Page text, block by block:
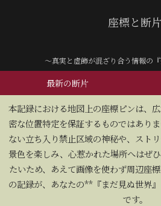
座標と断片
～真実と虚飾が混ざり合う情報の
最新の断片
本記録における地図上の座標ピンは、
密な位置特定を保証するものではあり
ない立ち入り禁止区域の神秘や、スト
景色を楽しみ、心惹かれた場所へはぜ
たいため、あえて画像を使わず周辺座
の記録が、あなたの**『まだ見ぬ世界
です。